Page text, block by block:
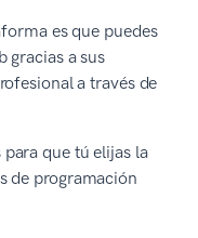
es que puedes
gracias a sus
a través de
que tú elijas la
de programación